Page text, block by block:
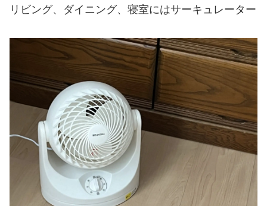
リビング、ダイニング、寝室にはサーキュレーター